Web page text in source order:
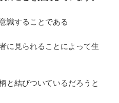
識することである
に見られることによって生
と結びついているだろうと